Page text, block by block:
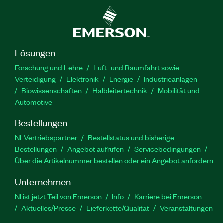
Lösungen
Forschung und Lehre
Luft- und Raumfahrt sowie
Verteidigung
Elektronik Energie
Industrieanlagen
Biowissenschaften
Halbleitertechnik
Mobilität und
Automotive
Bestellungen
NI-Vertriebspartner
Bestellstatus und bisherige
Bestellungen
Angebot aufrufen
Servicebedingungen
Über die Artikelnummer bestellen oder ein Angebot anfordern
Unternehmen
NI ist jetzt Teil von Emerson Info
Karriere bei Emerson
Aktuelles/Presse
Lieferkette/Qualität Veranstaltungen